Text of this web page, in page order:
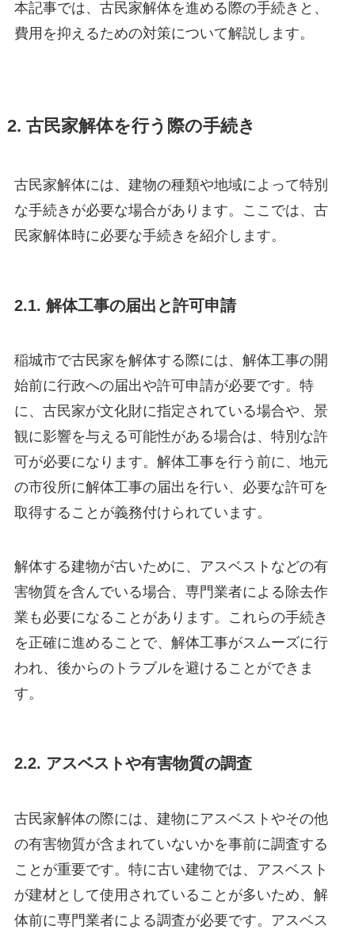
本記事では、古民家解体を進める際の手続きと、
費用を抑えるための対策について解説します。
2. 古民家解体を行う際の手続き
古民家解体には、建物の種類や地域によって特別
な手続きが必要な場合があります。ここでは、古
民家解体時に必要な手続きを紹介します。
2.1. 解体工事の届出と許可申請
稲城市で古民家を解体する際には、解体工事の開
始前に行政への届出や許可申請が必要です。特
に、古民家が文化財に指定されている場合や、景
観に影響を与える可能性がある場合は、特別な許
可が必要になります。解体工事を行う前に、地元
の市役所に解体工事の届出を行い、必要な許可を
取得することが義務付けられています。
解体する建物が古いために、アスベストなどの有
害物質を含んでいる場合、専門業者による除去作
業も必要になることがあります。これらの手続き
を正確に進めることで、解体工事がスムーズに行
われ、後からのトラブルを避けることができま
す。
2.2. アスベストや有害物質の調査
古民家解体の際には、建物にアスベストやその他
の有害物質が含まれていないかを事前に調査する
ことが重要です。特に古い建物では、アスベスト
が建材として使用されていることが多いため、解
体前に専門業者による調査が必要です。アスベス